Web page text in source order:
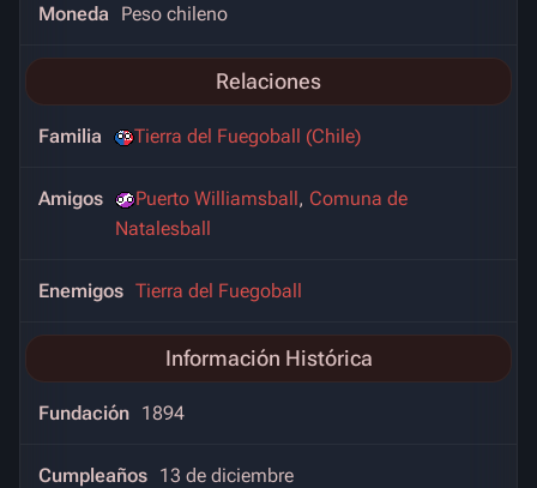
Moneda Peso chileno
Relaciones
Familia Tierra del Fuegoball (Chile)
Amigos Puerto Williamsball, Comuna de
Natalesball
Enemigos Tierra del Fuegoball
Información Histórica
Fundación 1894
Cumpleaños 13 de diciembre